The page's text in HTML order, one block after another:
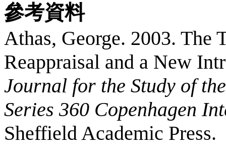
參考資料
Athas, George. 2003. The
Reappraisal and a New
Journal for the Study of
Series 360 Copenhagen
Sheffield Academic Press.